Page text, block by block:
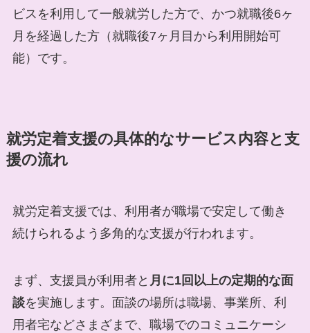
ビスを利用して一般就労した方で、かつ就職後6ヶ
月を経過した方（就職後7ヶ月目から利用開始可
能）です。
就労定着支援の具体的なサービス内容と支
援の流れ
就労定着支援では、利用者が職場で安定して働き
続けられるよう多角的な支援が行われます。
まず、支援員が利用者と 月に1回以上の定期的な面
談を実施します。面談の場所は職場、事業所、利
用者宅などさまざまで、職場でのコミュニケーシ